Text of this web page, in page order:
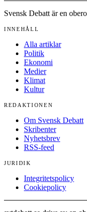
Svensk Debatt är en
INNEHÅLL
Alla artiklar
Politik
Ekonomi
Medier
Klimat
Kultur
REDAKTIONEN
Om Svensk Debatt
Skribenter
Nyhetsbrev
RSS-feed
JURIDIK
Integritetspolicy
Cookiepolicy